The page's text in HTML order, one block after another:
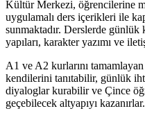
Kültür Merkezi, öğrencilerine
uygulamalı ders içerikleri ile
sunmaktadır. Derslerde günlük
yapıları, karakter yazımı ve
A1 ve A2 kurlarını
kendilerini tanıtabilir, günlük
diyaloglar kurabilir ve Çince
geçebilecek altyapıyı kazanırlar.